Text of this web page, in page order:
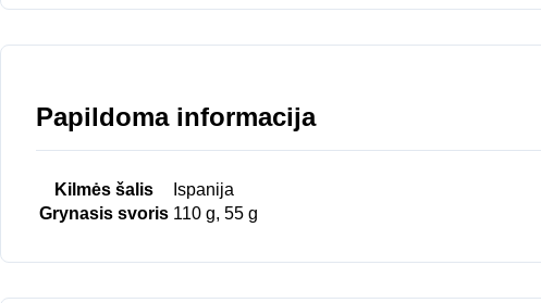
Papildoma informacija
Kilmės šalis
Ispanija
Grynasis svoris 110 g, 55 g